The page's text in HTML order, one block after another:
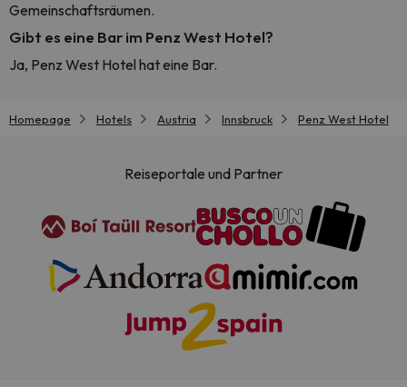
Gemeinschaftsräumen.
Gibt es eine Bar im Penz West Hotel?
Ja, Penz West Hotel hat eine Bar.
Homepage Hotels Austria Innsbruck Penz West Hotel
Reiseportale und Partner